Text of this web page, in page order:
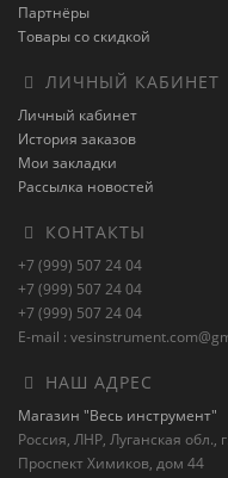
Партнёры
Товары со скидкой
ЛИЧНЫЙ КАБИНЕТ
Личный кабинет
История заказов
Мои закладки
Рассылка новостей
КОНТАКТЫ
+7 (999) 507 24 04
+7 (999) 507 24 04
+7 (999) 507 24 04
E-mail :
НАШ АДРЕС
Магазин "Весь инструмент"
Россия, ЛНР, Луганская обл.,
Проспект Химиков, дом 44